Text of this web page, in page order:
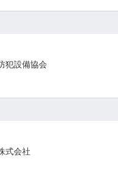
犯設備協会
式会社